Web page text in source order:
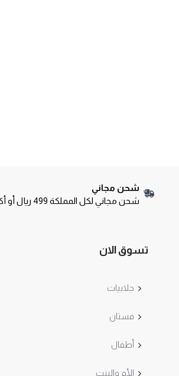
شحن مجاني
شحن مجاني لكل المملكة 499 ريال أو أكثر
تسوق الان
جلابيات
فستان
أطفال
الأم والبنت